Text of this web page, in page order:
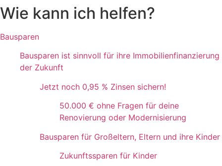
Wie kann ich helfen?
Bausparen
Bausparen ist sinnvoll für ihre Immobilienfinanzierung
der Zukunft
Jetzt noch 0,95 % Zinsen sichern!
50.000 € ohne Fragen für deine
Renovierung oder Modernisierung
Bausparen für Großeltern, Eltern und ihre Kinder
Zukunftssparen für Kinder